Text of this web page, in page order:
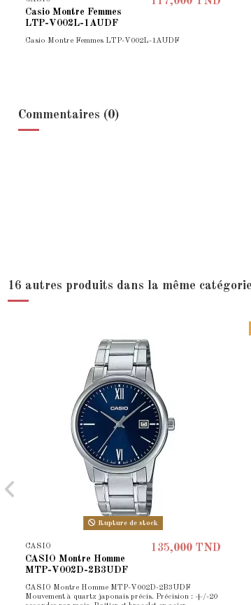
Casio Montre Femmes
LTP-V002L-1AUDF
Casio Montre Femmes LTP-V002L-1AUDF
Commentaires (0)
16 autres produits dans la même
Rupture de stock
CASIO
CASIO Montre Homme
MTP-V002D-2B3UDF
135,000 TND
CASIO Montre Homme MTP-V002D-2B3UDF
Mouvement à quartz japonais précis. Précision : +/-20